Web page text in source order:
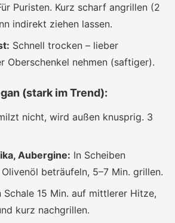
Puristen. Kurz scharf angrillen (2
indirekt ziehen lassen.
Schnell trocken – lieber
Oberschenkel nehmen (saftiger).
(stark im Trend):
nicht, wird außen knusprig. 3
Aubergine: In Scheiben
beträufeln, 5–7 Min. grillen.
Schale 15 Min. auf mittlerer Hitze,
kurz nachgrillen.